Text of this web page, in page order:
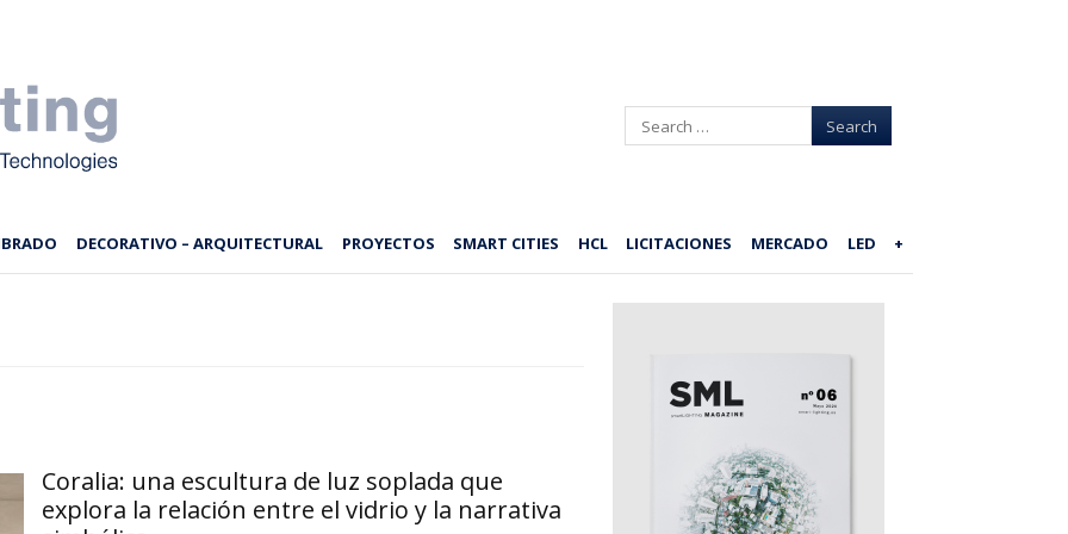
Search
DECORATIVO – ARQUITECTURAL PROYECTOS SMART CITIES HCL LICITACIONES MERCADO LED +
Coralia: una escultura de luz soplada que
explora la relación entre el vidrio y la narrativa